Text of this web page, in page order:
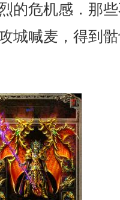
的危机感．那
城喊麦，得到